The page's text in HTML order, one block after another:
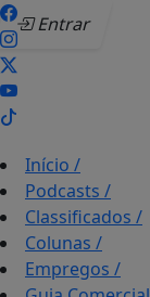
Entrar
Início /
Podcasts /
Classificados /
Colunas /
Empregos /